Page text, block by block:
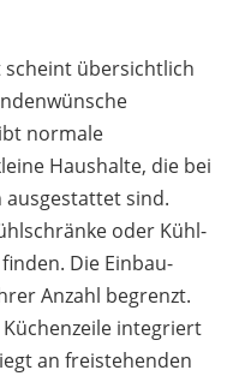
scheint übersichtlich
normale
Haushalte, die bei
ausgestattet sind.
oder Kühl-
Die Einbau-
Anzahl begrenzt.
integriert
an freistehenden